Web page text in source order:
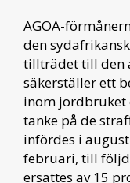
AGOA-
den
tillträdet till den
säkerställer ett
inom jordbruket
tanke på de
infördes i
februari, till följd
ersattes av 15